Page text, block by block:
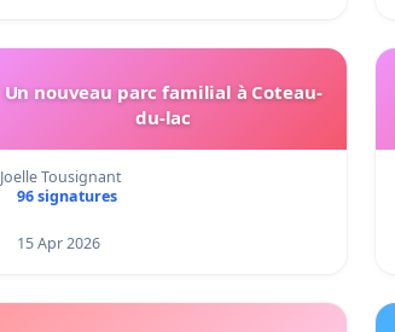
Un nouveau parc familial à Coteau-
du-lac
Joelle Tousignant
96 signatures
15 Apr 2026